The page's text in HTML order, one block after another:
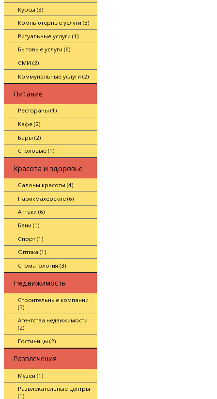
Курсы (3)
Компьютерные услуги (3)
Ритуальные услуги (1)
Бытовые услуги (6)
СМИ (2)
Коммунальные услуги (2)
Питание
Рестораны (1)
Кафе (2)
Бары (2)
Столовые (1)
Красота и здоровье
Салоны красоты (4)
Парикмахерские (6)
Аптеки (6)
Бани (1)
Спорт (1)
Оптика (1)
Стоматология (3)
Недвижимость
Строительные компании
(5)
Агентства недвижимости
(2)
Гостиницы (2)
Развлечения
Музеи (1)
Развлекательные центры
(1)